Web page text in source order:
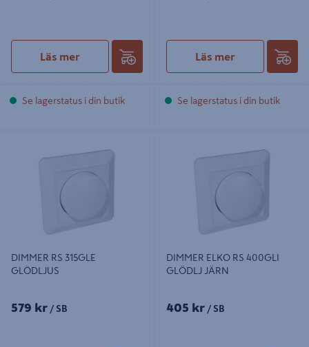
Läs mer
Se lagerstatus i din butik
Läs mer
Se lagerstatus i din butik
DIMMER RS 315GLE
GLÖDLJUS
579 kr / SB
DIMMER ELKO RS 400GLI
GLÖDLJ JÄRN
405 kr / SB